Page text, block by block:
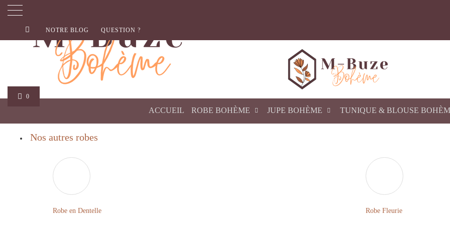
0
NOTRE BLOG QUESTION ?
ACCUEIL ROBE BOHÈME JUPE BOHÈME TUNIQUE & BLOUSE
Nos autres robes
Robe en Dentelle Robe Fleurie